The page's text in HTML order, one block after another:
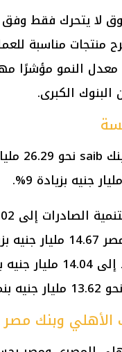
لا يتحرك فقط وفق
منتجات مناسبة
النمو مؤشرًا
الكبرى.